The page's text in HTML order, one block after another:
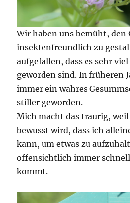
Wir haben uns bemüht, den
insektenfreundlich zu
aufgefallen, dass es sehr
geworden sind. In früheren
immer ein wahres
stiller geworden.
Mich macht das traurig,
bewusst wird, dass ich
kann, um etwas zu
offensichtlich immer
kommt.